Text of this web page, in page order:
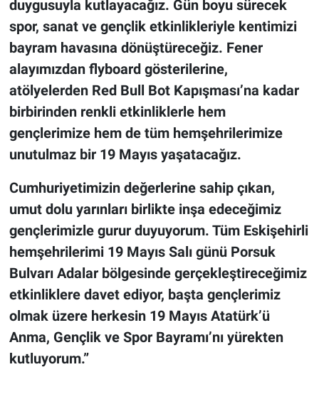
duygusuyla kutlayacağız. Gün boyu sürecek
spor, sanat ve gençlik etkinlikleriyle kentimizi
bayram havasına dönüştüreceğiz. Fener
alayımızdan flyboard gösterilerine,
atölyelerden Red Bull Bot Kapışması’na kadar
birbirinden renkli etkinliklerle hem
gençlerimize hem de tüm hemşehrilerimize
unutulmaz bir 19 Mayıs yaşatacağız.
Cumhuriyetimizin değerlerine sahip çıkan,
umut dolu yarınları birlikte inşa edeceğimiz
gençlerimizle gurur duyuyorum. Tüm Eskişehirli
hemşehrilerimi 19 Mayıs Salı günü Porsuk
Bulvarı Adalar bölgesinde gerçekleştireceğimiz
etkinliklere davet ediyor, başta gençlerimiz
olmak üzere herkesin 19 Mayıs Atatürk’ü
Anma, Gençlik ve Spor Bayramı’nı yürekten
kutluyorum.”